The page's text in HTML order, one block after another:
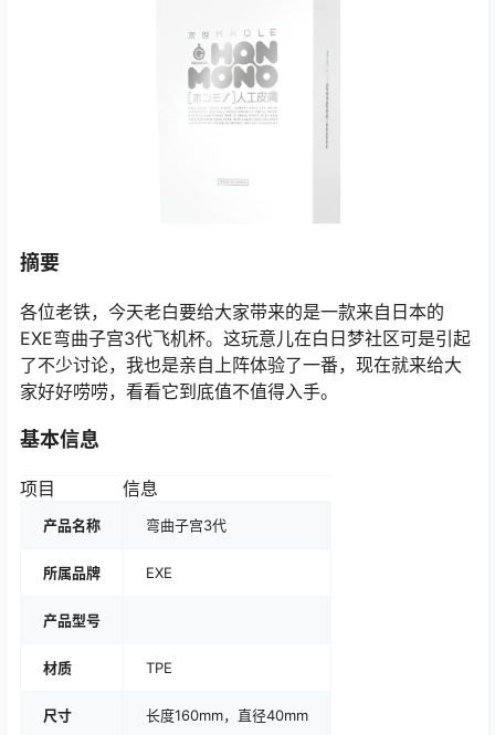
摘要
各位老铁，今天老白要给大家带来的是一款来自日本的
EXE弯曲子宫3代飞机杯。这玩意儿在白日梦社区可是引起
了不少讨论，我也是亲自上阵体验了一番，现在就来给大
家好好唠唠，看看它到底值不值得入手。
基本信息
项目 信息
产品名称 弯曲子宫3代
所属品牌 EXE
产品型号
材质 TPE
尺寸 长度160mm，直径40mm